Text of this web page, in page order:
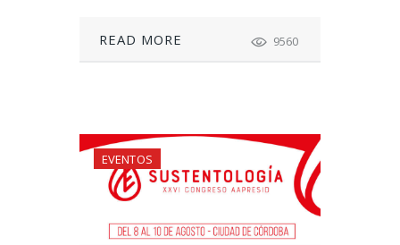
READ MORE 9560
EVENTOS